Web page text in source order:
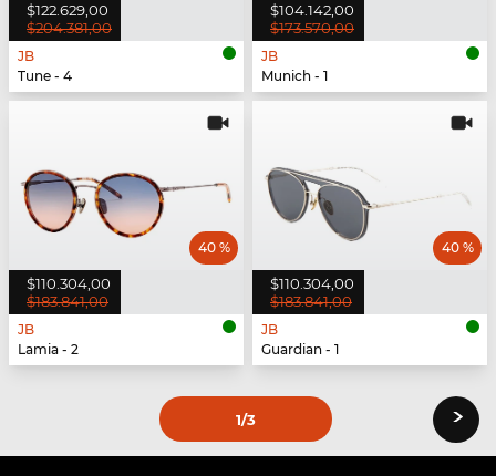
$122.629,00
$204.381,00
JB
Tune - 4
$104.142,00
$173.570,00
JB
Munich - 1
$110.304,00
$183.841,00
40 %
JB
Lamia - 2
$110.304,00
$183.841,00
40 %
JB
Guardian - 1
1/3 ›